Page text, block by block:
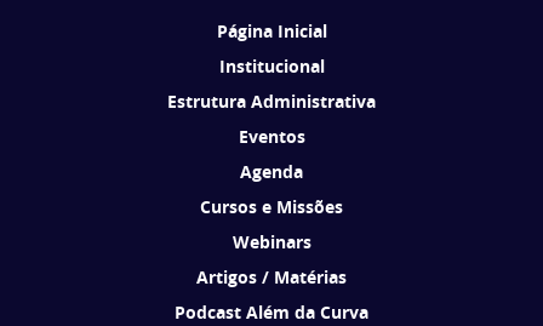
Página Inicial
Institucional
Estrutura Administrativa
Eventos
Agenda
Cursos e Missões
Webinars
Artigos / Matérias
Podcast Além da Curva